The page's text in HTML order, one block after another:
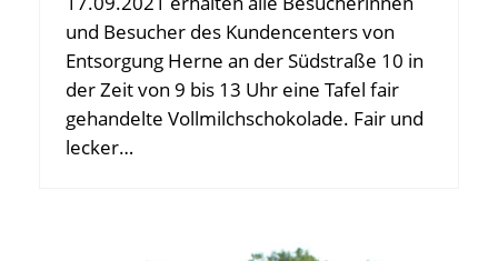
und Besucher des Kundencenters von
Entsorgung Herne an der Südstraße 10 in
der Zeit von 9 bis 13 Uhr eine Tafel fair
gehandelte Vollmilchschokolade. Fair und
lecker…